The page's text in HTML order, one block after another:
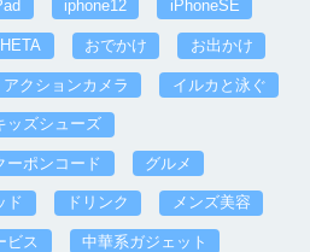
iphone12 iPhoneSE
おでかけ お出かけ
アクションカメラ イルカと泳ぐ
ッズシューズ
ーポンコード グルメ
ド ドリンク メンズ美容
ビス 中華系ガジェット